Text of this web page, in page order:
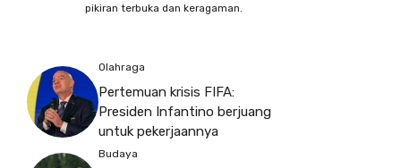
pikiran terbuka dan keragaman.
Olahraga
Pertemuan krisis FIFA:
Presiden Infantino berjuang
untuk pekerjaannya
Budaya